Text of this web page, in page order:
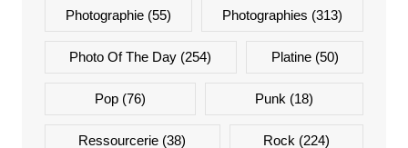
Photographie(55) Photographies (313)
Photo Of The Day (254) Platine(50)
Pop(76) Punk (18)
Ressourcerie (38) Rock (224)